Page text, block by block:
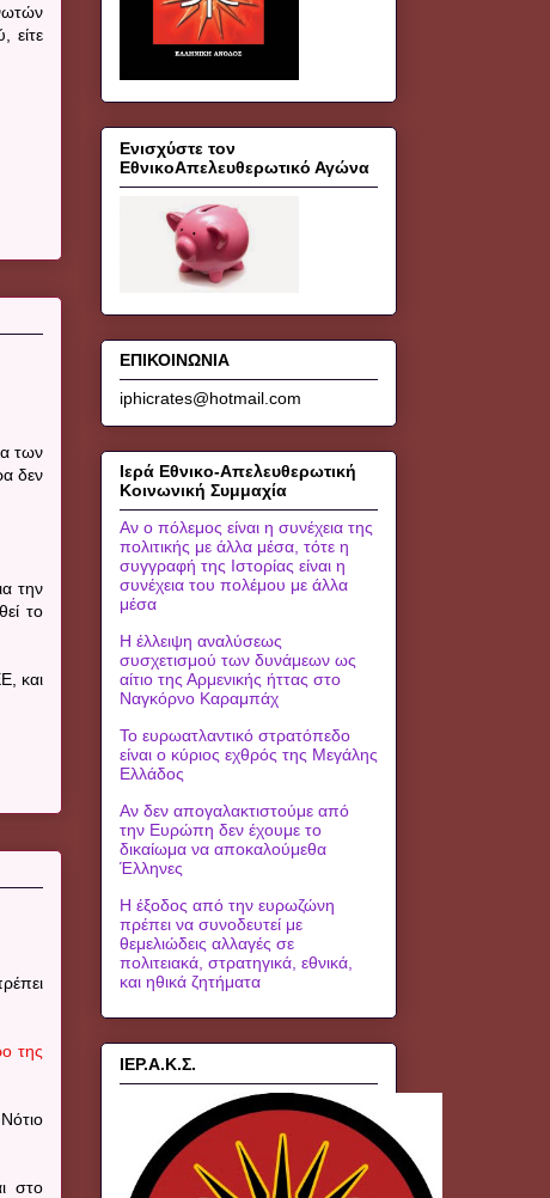
είτε
των
δεν
την
το
και
της
στο
Ενισχύστε τον
ΕθνικοΑπελευθερωτικό Αγώνα
ΕΠΙΚΟΙΝΩΝΙΑ
iphicrates@hotmail.com
Ιερά Εθνικο-Απελευθερωτική
Κοινωνική Συμμαχία
Αν ο πόλεμος είναι η συνέχεια της
πολιτικής με άλλα μέσα, τότε η
συγγραφή της Ιστορίας είναι η
συνέχεια του πολέμου με άλλα
μέσα
Η έλλειψη αναλύσεως
συσχετισμού των δυνάμεων ως
αίτιο της Αρμενικής ήττας στο
Ναγκόρνο Καραμπάχ
Το ευρωατλαντικό στρατόπεδο
είναι ο κύριος εχθρός της Μεγάλης
Ελλάδος
Αν δεν απογαλακτιστούμε από
την Ευρώπη δεν έχουμε το
δικαίωμα να αποκαλούμεθα
Έλληνες
Η έξοδος από την ευρωζώνη
πρέπει να συνοδευτεί με
θεμελιώδεις αλλαγές σε
πολιτειακά, στρατηγικά, εθνικά,
και ηθικά ζητήματα
ΙΕΡ.Α.Κ.Σ.